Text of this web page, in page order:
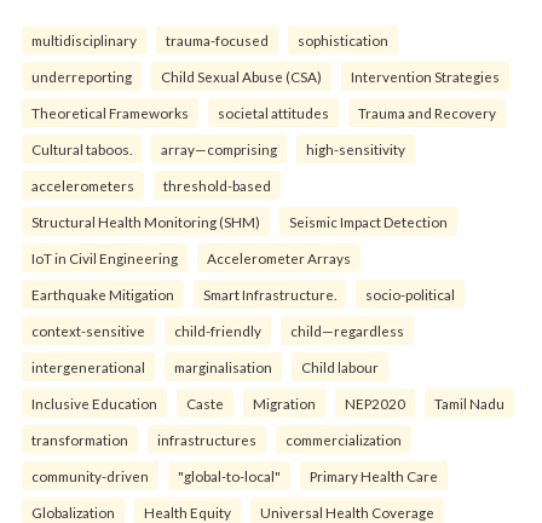
multidisciplinary trauma-focused sophistication
underreporting Child Sexual Abuse (CSA) Intervention Strategies
Theoretical Frameworks societal attitudes Trauma and Recovery
Cultural taboos. array—comprising high-sensitivity
accelerometers threshold-based
Structural Health Monitoring (SHM) Seismic Impact Detection
IoT in Civil Engineering Accelerometer Arrays
Earthquake Mitigation Smart Infrastructure. socio-political
context-sensitive child-friendly child—regardless
intergenerational marginalisation Child labour
Inclusive Education Caste Migration NEP2020 Tamil Nadu
transformation infrastructures commercialization
community-driven "global-to-local" Primary Health Care
Globalization Health Equity Universal Health Coverage